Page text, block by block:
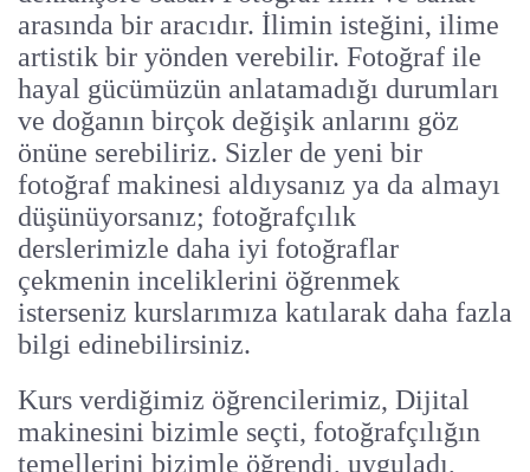
arasında bir aracıdır. İlimin isteğini, ilime
artistik bir yönden verebilir. Fotoğraf ile
hayal gücümüzün anlatamadığı durumları
ve doğanın birçok değişik anlarını göz
önüne serebiliriz. Sizler de yeni bir
fotoğraf makinesi aldıysanız ya da almayı
düşünüyorsanız; fotoğrafçılık
derslerimizle daha iyi fotoğraflar
çekmenin inceliklerini öğrenmek
isterseniz kurslarımıza katılarak daha fazla
bilgi edinebilirsiniz.
Kurs verdiğimiz öğrencilerimiz, Dijital
makinesini bizimle seçti, fotoğrafçılığın
temellerini bizimle öğrendi, uyguladı,